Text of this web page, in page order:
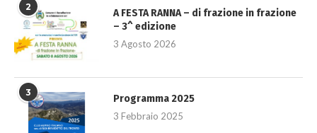
2
A FESTA RANNA – di frazione in frazione
– 3^ edizione
3 Agosto 2026
3
Programma 2025
3 Febbraio 2025